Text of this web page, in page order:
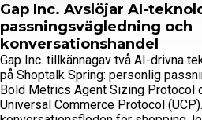
Gap Inc. Avslöjar AI-
passningsvägledning och
konversationshandel
Gap Inc. tillkännagav två AI-drivna
på Shoptalk Spring: personlig
Bold Metrics Agent Sizing Protocol
Universal Commerce Protocol